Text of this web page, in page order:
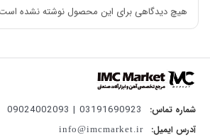
ساختمانی، تخریب دیوار ها، نصب تجهیزات برقی،
صنایع مشابه استفاده می‌ شود.
دریل بتن کن۵۲۰۸ آروا
دقیقه، یک ابزار قدرتمند برای کار های تخریب است.
سرعت بالا و به آسانی به متریال‌ های سخت نفوذ
هیچ دیدگاهی برای این محصول نوشته نشده
شماره تماس: 03191690923 | 09024002093
آدرس ایمیل: info@imcmarket.ir